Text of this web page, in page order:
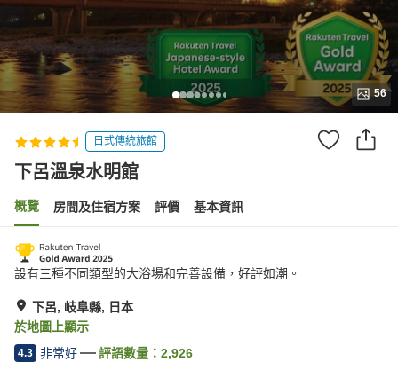
56
日式傳統旅館
下呂溫泉水明館
概覽 房間及住宿方案 評價 基本資訊
設有三種不同類型的大浴場和完善設備，好評如潮。
下呂, 岐阜縣, 日本
於地圖上顯示
4.3 非常好 評語數量： 2,926